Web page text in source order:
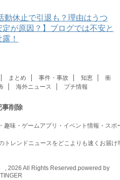
動休止で引退も？理由はうつ
が原因？】ブログでは不安と
！
まとめ 事件・事故 知恵
衝
海外ニュース プチ情報
事削除
趣味・ゲームアプリ・イベント情報・スポ
トレンドニュースをどこよりも速くお届け!!
, 2026 All Rights Reserved.powered by